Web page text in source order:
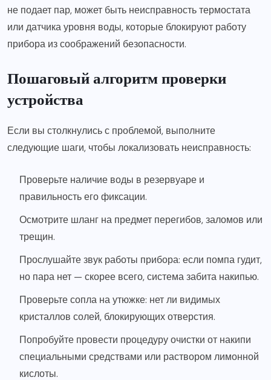
не подает пар, может быть неисправность термостата
или датчика уровня воды, которые блокируют работу
прибора из соображений безопасности.
Пошаговый алгоритм проверки
устройства
Если вы столкнулись с проблемой, выполните
следующие шаги, чтобы локализовать неисправность:
Проверьте наличие воды в резервуаре и
правильность его фиксации.
Осмотрите шланг на предмет перегибов, заломов или
трещин.
Прослушайте звук работы прибора: если помпа гудит,
но пара нет — скорее всего, система забита накипью.
Проверьте сопла на утюжке: нет ли видимых
кристаллов солей, блокирующих отверстия.
Попробуйте провести процедуру очистки от накипи
специальными средствами или раствором лимонной
кислоты.